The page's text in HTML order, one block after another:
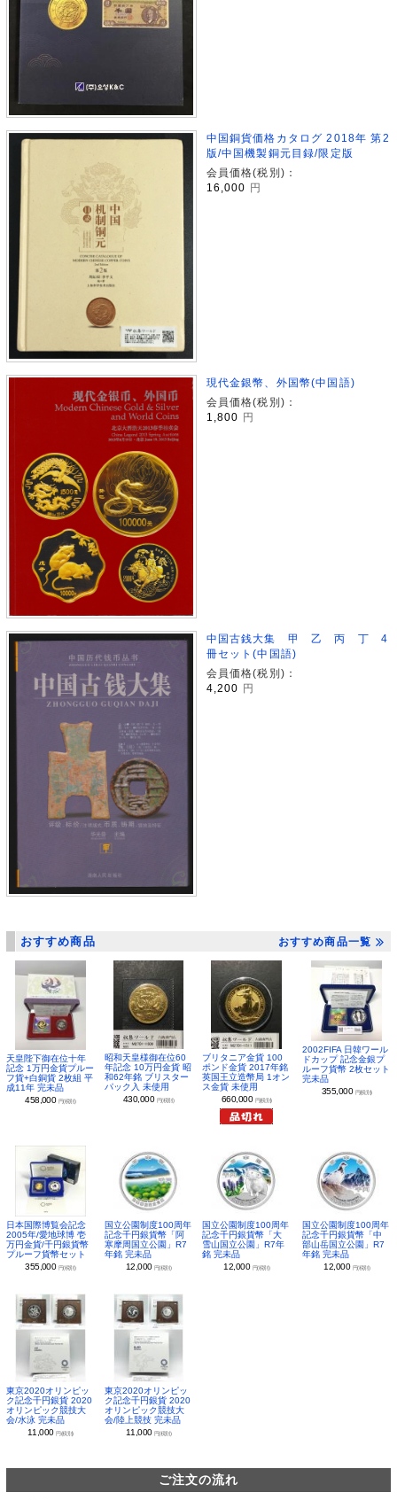
中国銅貨価格カタログ 2018年 第2
版/中国機製銅元目録/限定版
会員価格(税別)：
16,000 円
現代金銀幣、外国幣(中国語)
会員価格(税別)：
1,800 円
中国古銭大集 甲 乙 丙 丁 4
冊セット(中国語)
会員価格(税別)：
4,200 円
おすすめ商品 おすすめ商品一覧
天皇陛下御在位十年
記念 1万円金貨プルー
フ貨+白銅貨 2枚組 平
成11年 完未品
458,000 円(税別)
昭和天皇様御在位60
年記念 10万円金貨 昭
和62年銘 ブリスター
パック入 未使用
430,000 円(税別)
ブリタニア金貨 100
ポンド金貨 2017年銘
英国王立造幣局 1オン
ス金貨 未使用
660,000 円(税別)
2002FIFA 日韓ワール
ドカップ 記念金銀プ
ルーフ貨幣 2枚セット
完未品
355,000 円(税別)
日本国際博覧会記念
2005年/愛地球博 壱
万円金貨/千円銀貨幣
プルーフ貨幣セット
355,000 円(税別)
国立公園制度100周年
記念千円銀貨幣「阿
寒摩周国立公園」R7
年銘 完未品
12,000 円(税別)
国立公園制度100周年
記念千円銀貨幣「大
雪山国立公園」R7年
銘 完未品
12,000 円(税別)
国立公園制度100周年
記念千円銀貨幣「中
部山岳国立公園」R7
年銘 完未品
12,000 円(税別)
東京2020オリンピッ
ク記念千円銀貨 2020
オリンピック競技大
会/水泳 完未品
11,000円(税別)
東京2020オリンピッ
ク記念千円銀貨 2020
オリンピック競技大
会/陸上競技 完未品
11,000 円(税別)
ご注文の流れ